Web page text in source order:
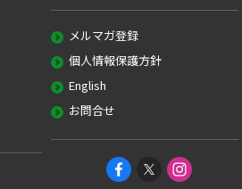
メルマガ登録
個人情報保護方針
English
お問合せ